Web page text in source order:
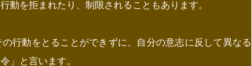
動を拒まれたり、制限されることもあります。
行動をとることができずに、自分の意志に反して異なる
」と言います。